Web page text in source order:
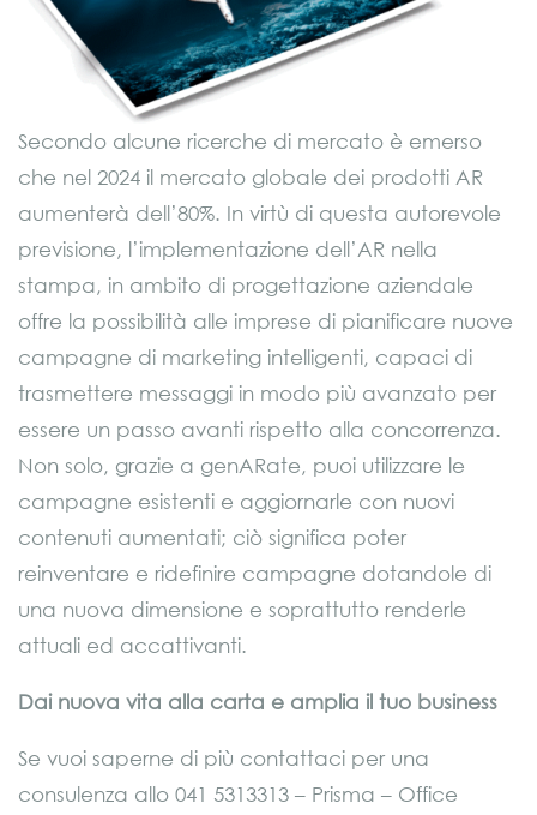
Secondo alcune ricerche di mercato è emerso
che nel 2024 il mercato globale dei prodotti AR
aumenterà dell’80%. In virtù di questa autorevole
previsione, l’implementazione dell’AR nella
stampa, in ambito di progettazione aziendale
offre la possibilità alle imprese di pianificare nuove
campagne di marketing intelligenti, capaci di
trasmettere messaggi in modo più avanzato per
essere un passo avanti rispetto alla concorrenza.
Non solo, grazie a genARate, puoi utilizzare le
campagne esistenti e aggiornarle con nuovi
contenuti aumentati; ciò significa poter
reinventare e ridefinire campagne dotandole di
una nuova dimensione e soprattutto renderle
attuali ed accattivanti.
Dai nuova vita alla carta e amplia il tuo business
Se vuoi saperne di più contattaci per una
consulenza allo 041 5313313 – Prisma – Office